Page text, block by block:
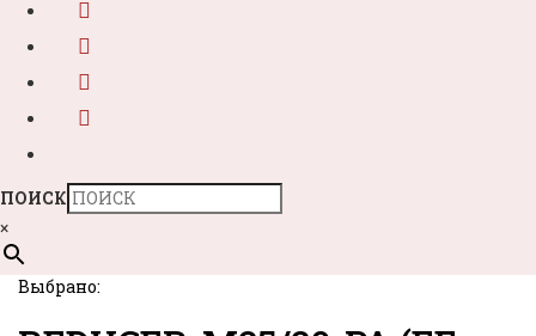
ПОИСК
×
Выбрано: